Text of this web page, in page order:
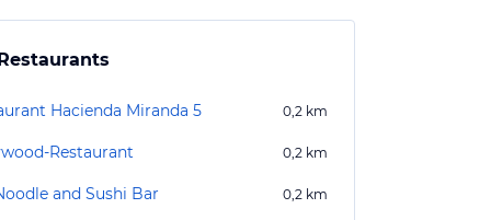
Hacienda Miranda 5 0,2 km
Restaurant 0,2 km
and Sushi Bar 0,2 km